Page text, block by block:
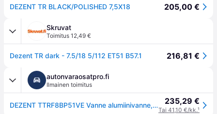
DEZENT TR BLACK/POLISHED 7,5X18 205,00 €
Skruvat
Toimitus 12,49 €
Dezent TR dark - 7.5/18 5/112 ET51 B57.1 216,81 €
autonvaraosatpro.fi
Ilmainen toimitus
DEZENT TTRF8BP51VE Vanne alumiinivanne, 5-aukko, 18tuumaa, musta 235,29 €
Tai 41,10 €/kk.¹